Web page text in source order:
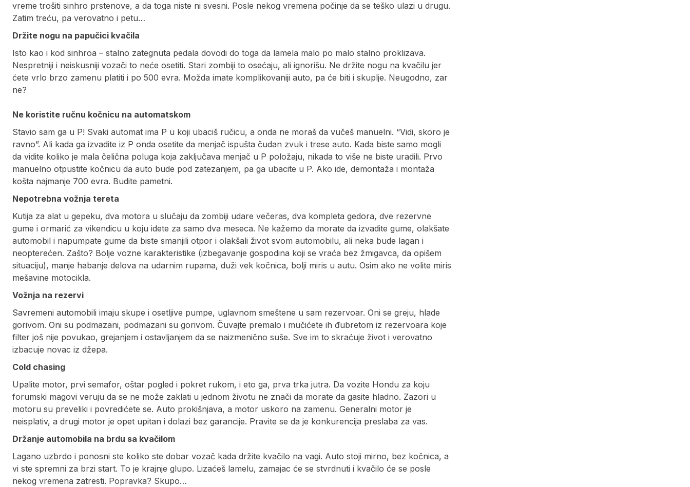
vreme trošiti sinhro prstenove, a da toga niste ni svesni. Posle nekog vremena počinje da se teško ulazi u drugu.
Zatim treću, pa verovatno i petu…
Držite nogu na papučici kvačila
Isto kao i kod sinhroa – stalno zategnuta pedala dovodi do toga da lamela malo po malo stalno proklizava.
Nespretniji i neiskusniji vozači to neće osetiti. Stari zombiji to osećaju, ali ignorišu. Ne držite nogu na kvačilu jer
ćete vrlo brzo zamenu platiti i po 500 evra. Možda imate komplikovaniji auto, pa će biti i skuplje. Neugodno, zar
ne?
Ne koristite ručnu kočnicu na automatskom
Stavio sam ga u P! Svaki automat ima P u koji ubaciš ručicu, a onda ne moraš da vučeš manuelni. “Vidi, skoro je
ravno”. Ali kada ga izvadite iz P onda osetite da menjač ispušta čudan zvuk i trese auto. Kada biste samo mogli
da vidite koliko je mala čelična poluga koja zaključava menjač u P položaju, nikada to više ne biste uradili. Prvo
manuelno otpustite kočnicu da auto bude pod zatezanjem, pa ga ubacite u P. Ako ide, demontaža i montaža
košta najmanje 700 evra. Budite pametni.
Nepotrebna vožnja tereta
Kutija za alat u gepeku, dva motora u slučaju da zombiji udare večeras, dva kompleta gedora, dve rezervne
gume i ormarić za vikendicu u koju idete za samo dva meseca. Ne kažemo da morate da izvadite gume, olakšate
automobil i napumpate gume da biste smanjili otpor i olakšali život svom automobilu, ali neka bude lagan i
neopterećen. Zašto? Bolje vozne karakteristike (izbegavanje gospodina koji se vraća bez žmigavca, da opišem
situaciju), manje habanje delova na udarnim rupama, duži vek kočnica, bolji miris u autu. Osim ako ne volite miris
mešavine motocikla.
Vožnja na rezervi
Savremeni automobili imaju skupe i osetljive pumpe, uglavnom smeštene u sam rezervoar. Oni se greju, hlade
gorivom. Oni su podmazani, podmazani su gorivom. Čuvajte premalo i mučićete ih đubretom iz rezervoara koje
filter još nije povukao, grejanjem i ostavljanjem da se naizmenično suše. Sve im to skraćuje život i verovatno
izbacuje novac iz džepa.
Cold chasing
Upalite motor, prvi semafor, oštar pogled i pokret rukom, i eto ga, prva trka jutra. Da vozite Hondu za koju
forumski magovi veruju da se ne može zaklati u jednom životu ne znači da morate da gasite hladno. Zazori u
motoru su preveliki i povredićete se. Auto prokišnjava, a motor uskoro na zamenu. Generalni motor je
neisplativ, a drugi motor je opet upitan i dolazi bez garancije. Pravite se da je konkurencija preslaba za vas.
Držanje automobila na brdu sa kvačilom
Lagano uzbrdo i ponosni ste koliko ste dobar vozač kada držite kvačilo na vagi. Auto stoji mirno, bez kočnica, a
vi ste spremni za brzi start. To je krajnje glupo. Lizaćeš lamelu, zamajac će se stvrdnuti i kvačilo će se posle
nekog vremena zatresti. Popravka? Skupo…